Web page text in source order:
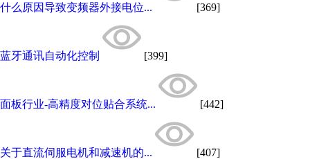
什么原因导致变频器外接电位... [369]
蓝牙通讯自动化控制 [399]
面板行业-高精度对位贴合系统... [442]
关于直流伺服电机和减速机的... [407]